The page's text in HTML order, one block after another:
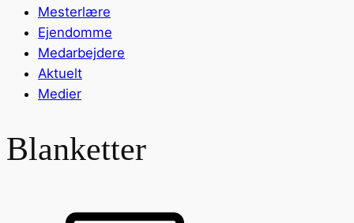
Mesterlære
Ejendomme
Medarbejdere
Aktuelt
Medier
Blanketter